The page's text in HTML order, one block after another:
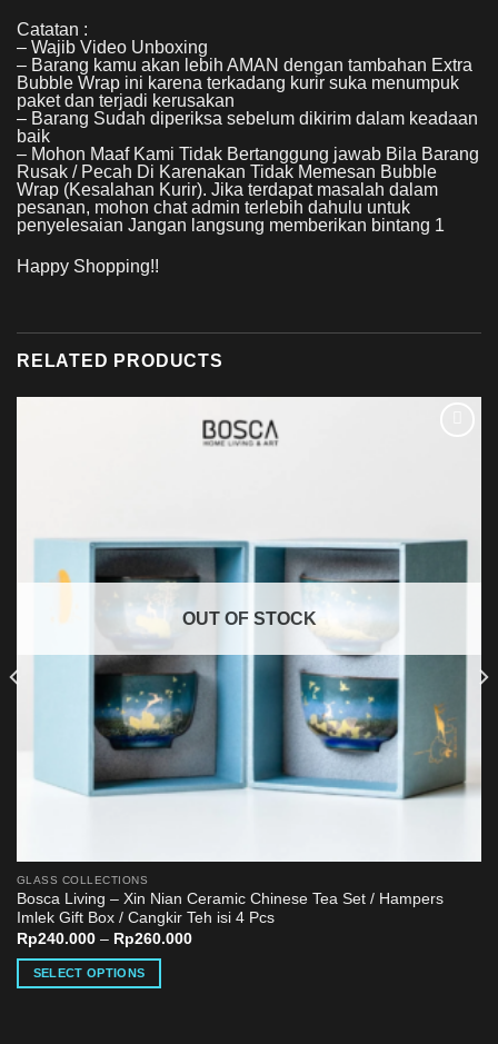
Catatan :
– Wajib Video Unboxing
– Barang kamu akan lebih AMAN dengan tambahan Extra
Bubble Wrap ini karena terkadang kurir suka menumpuk
paket dan terjadi kerusakan
– Barang Sudah diperiksa sebelum dikirim dalam keadaan
baik
– Mohon Maaf Kami Tidak Bertanggung jawab Bila Barang
Rusak / Pecah Di Karenakan Tidak Memesan Bubble
Wrap (Kesalahan Kurir). Jika terdapat masalah dalam
pesanan, mohon chat admin terlebih dahulu untuk
penyelesaian Jangan langsung memberikan bintang 1
Happy Shopping!!
RELATED PRODUCTS
OUT OF STOCK
GLASS COLLECTIONS
Bosca Living – Xin Nian Ceramic Chinese Tea Set / Hampers
Imlek Gift Box / Cangkir Teh isi 4 Pcs
Rp240.000– Rp260.000
SELECT OPTIONS